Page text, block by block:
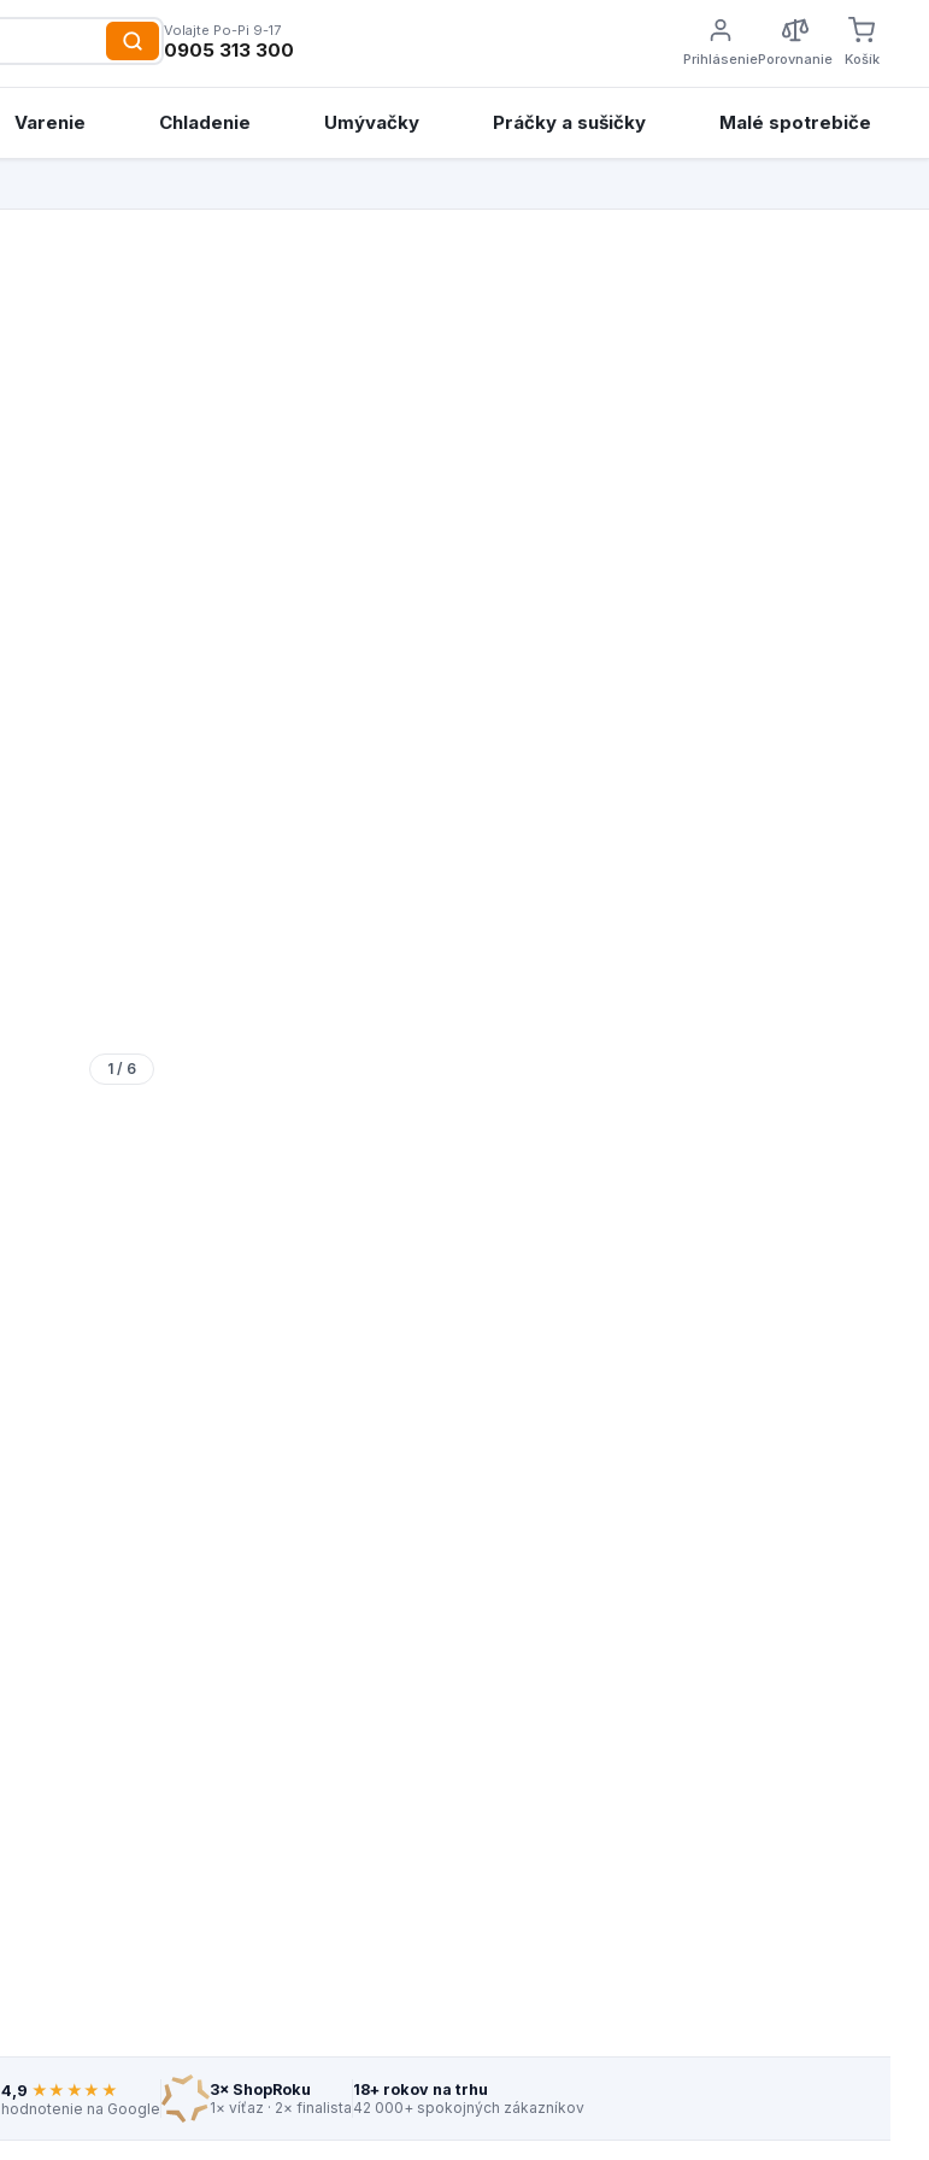
Volajte Po-Pi 9-17
0905 313 300 PrihláseniePorovnanie Košík
Varenie Chladenie Umývačky Práčky a sušičky Malé spotrebiče
1 / 6
4,9 ★★★★★
hodnotenie na Google
3× ShopRoku
1× víťaz · 2× finalista
18+ rokov na trhu
42 000+ spokojných zákazníkov